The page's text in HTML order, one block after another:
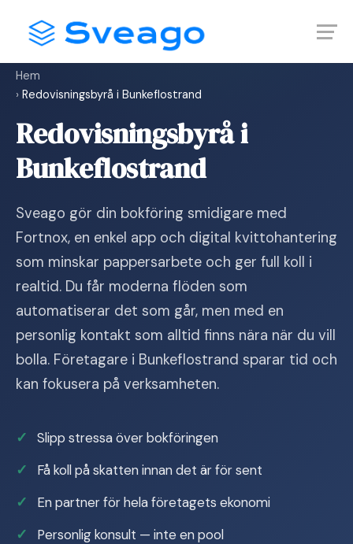
content
Hem
› Redovisningsbyrå i Bunkeflostrand
Redovisningsbyrå i
Bunkeflostrand
Sveago gör din bokföring smidigare med
Fortnox, en enkel app och digital kvittohantering
som minskar pappersarbete och ger full koll i
realtid. Du får moderna flöden som
automatiserar det som går, men med en
personlig kontakt som alltid finns nära när du vill
bolla. Företagare i Bunkeflostrand sparar tid och
kan fokusera på verksamheten.
Slipp stressa över bokföringen
Få koll på skatten innan det är för sent
En partner för hela företagets ekonomi
Personlig konsult — inte en pool